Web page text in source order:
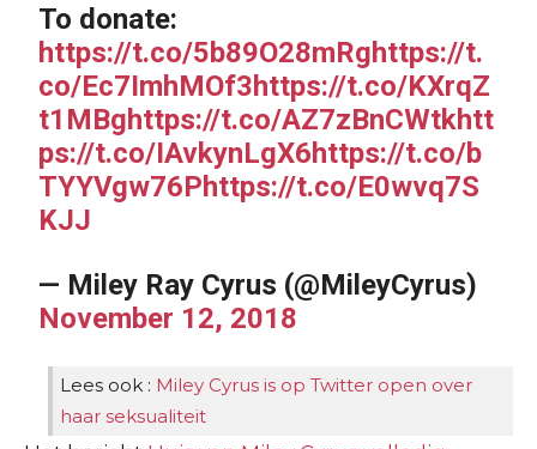
To donate:
https://t.co/5b89O28mRghttps://t.
co/Ec7ImhMOf3https://t.co/KXrqZ
t1MBghttps://t.co/AZ7zBnCWtkhtt
ps://t.co/IAvkynLgX6https://t.co/b
TYYVgw76Phttps://t.co/E0wvq7S
KJJ
— Miley Ray Cyrus (@MileyCyrus)
November 12, 2018
Lees ook : Miley Cyrus is op Twitter open over
haar seksualiteit